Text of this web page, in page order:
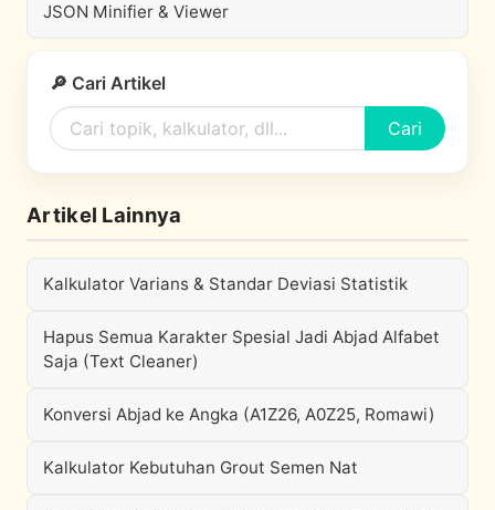
JSON Minifier & Viewer
🔎 Cari Artikel
Cari
Artikel Lainnya
Kalkulator Varians & Standar Deviasi Statistik
Hapus Semua Karakter Spesial Jadi Abjad Alfabet
Saja (Text Cleaner)
Konversi Abjad ke Angka (A1Z26, A0Z25, Romawi)
Kalkulator Kebutuhan Grout Semen Nat